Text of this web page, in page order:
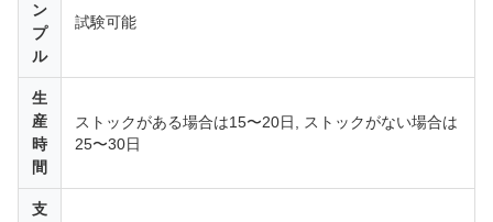
ン
プ
ル
試験可能
生
産
時
間
ストックがある場合は15〜20日, ストックがない場合は
25〜30日
支